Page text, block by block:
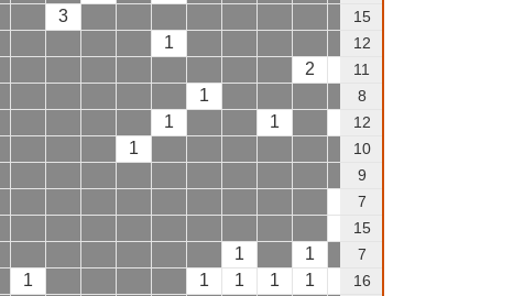
3 15
1 12
2 11
1 8
1 1 12
1 10
9
7
15
1 1 7
1 1 1 1 1 16